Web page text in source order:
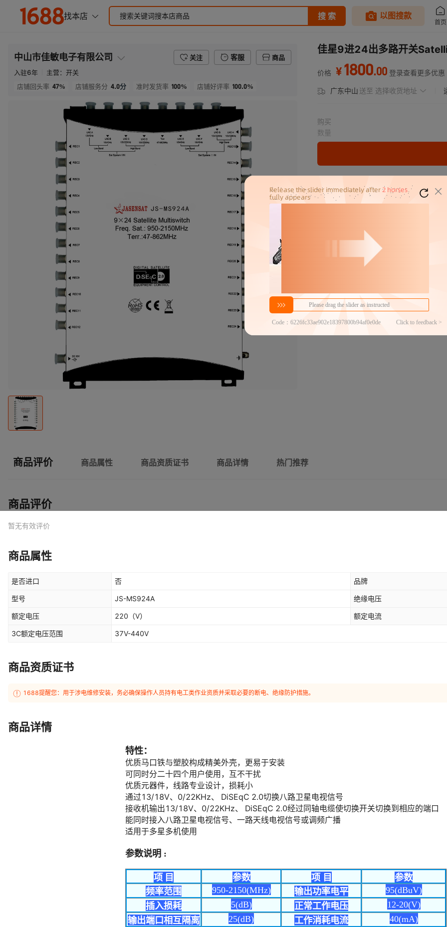
中山市佳敏电子有限公司 关注 客服
商品
入驻6年 主营： 开关
店铺回头率 47% 店铺服务分 4.0分 准时发货率 100% 店铺好评率 100.0%
佳星9进24出多路开关
价格 ¥1800.00 登录查看更多优惠
广东中山 送至 选择收货地址
购买
数量
分销代发
近30天代发数量
代发品质达标率
商品评价 商品属性 商品资质证书 商品详情 热门推荐
商品评价
暂无有效评价
商品属性
是否进口 否 品牌
型号 JS-MS924A 绝缘电压
额定电压 220 （V） 额定电流
3C额定电压范围 37V-440V
商品资质证书
1688提醒您：用于涉电维修安装，务必确保操作人员持有电工类作业资质并采取必要的断电、绝缘防护措施。
商品详情